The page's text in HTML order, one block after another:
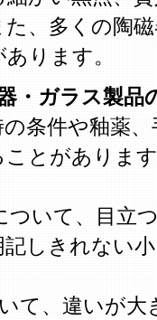
た、多くの陶
ります。
・ガラス製品
の条件や釉薬
ことがありま
ついて、目立
記しきれない
て、違いが